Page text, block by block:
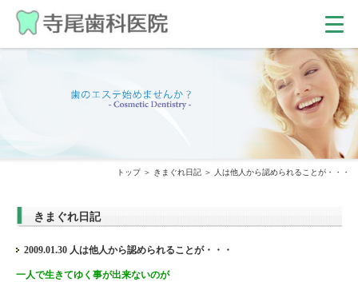
トップ きまぐれ日記 人は他人から認められることが・・・
きまぐれ日記
2009.01.30 人は他人から認められることが・・・
一人で生きてゆく事が出来ないのが